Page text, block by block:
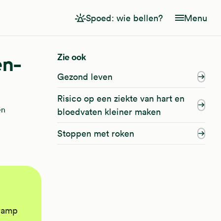
Spoed: wie bellen? Menu
Zie ook
Gezond leven
Risico op een ziekte van hart en
bloedvaten kleiner maken
Stoppen met roken